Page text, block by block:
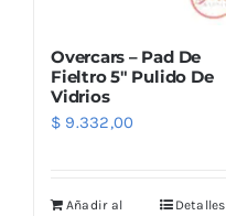
Overcars – Pad De
Fieltro 5″ Pulido De
Vidrios
$ 9.332,00
Añadir al
Detalles